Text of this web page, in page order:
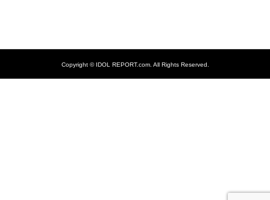
Copyright ©IDOL REPORT.com. All Rights Reserved.